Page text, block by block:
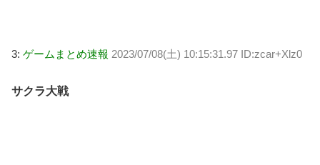
3: ゲームまとめ速報 2023/07/08(土) 10:15:31.97 ID:zcar+Xlz0
サクラ大戦